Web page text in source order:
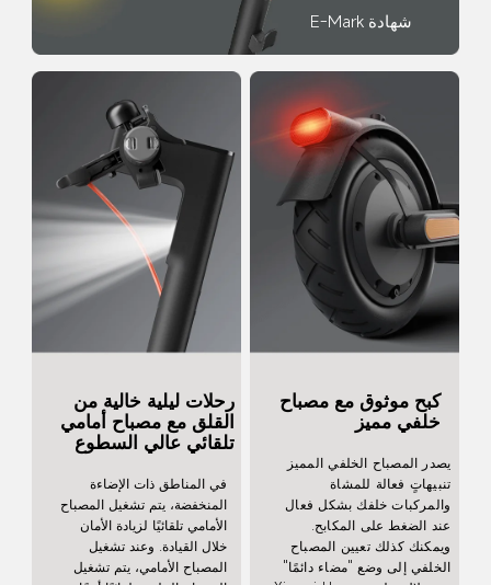
شهادة E-Mark
رحلات ليلية خالية من
القلق مع مصباح أمامي
تلقائي عالي السطوع
في المناطق ذات الإضاءة
المنخفضة، يتم تشغيل المصباح
الأمامي تلقائيًا لزيادة الأمان
خلال القيادة. وعند تشغيل
المصباح الأمامي، يتم تشغيل
كبح موثوق مع مصباح
خلفي مميز
يصدر المصباح الخلفي المميز
تنبيهاتٍ فعالة للمشاة
والمركبات خلفك بشكل فعال
عند الضغط على المكابح.
ويمكنك كذلك تعيين المصباح
الخلفي إلى وضع "مضاء دائمًا"